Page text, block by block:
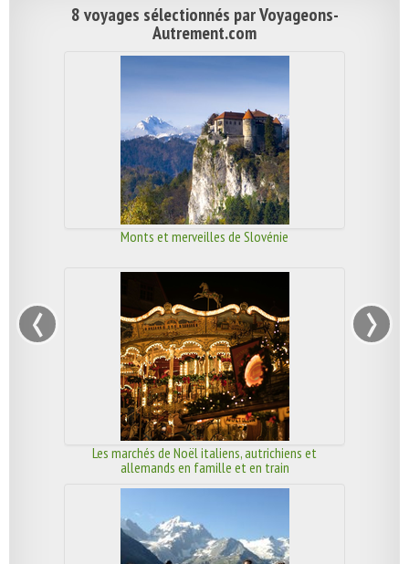
8 voyages sélectionnés par Voyageons-
Autrement.com
Monts et merveilles de Slovénie
Les marchés de Noël italiens, autrichiens et
allemands en famille et en train
‹ ›